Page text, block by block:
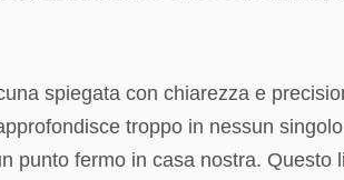
spiegata con chiarezza e
troppo in nessun
punto fermo in casa nostra.